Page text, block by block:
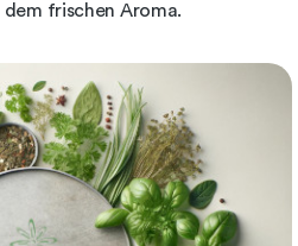
frischen Aroma.